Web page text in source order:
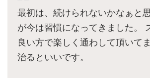
最初は、続けられないかなぁと
が今は習慣になってきました。
良い方で楽しく通わして頂いて
治るといいです。